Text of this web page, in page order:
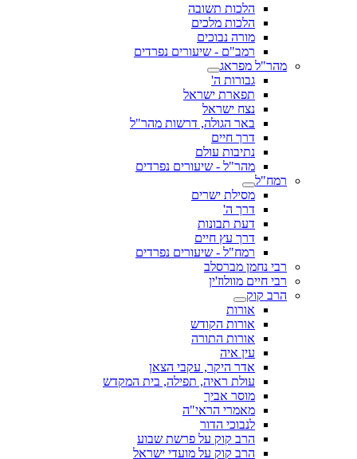
הלכות תשובה
הלכות מלכים
מורה נבוכים
רמב"ם - שיעורים נפרדים
מהר"ל מפראג
גבורות ה'
תפארת ישראל
נצח ישראל
באר הגולה, דרשות מהר"ל
דרך חיים
נתיבות עולם
מהר"ל - שיעורים נפרדים
רמח"ל
מסילת ישרים
דרך ה'
דעת תבונות
דרך עץ חיים
רמח"ל - שיעורים נפרדים
רבי נחמן מברסלב
רבי חיים מוולוז'ין
הרב קוק
אורות
אורות הקודש
אורות התורה
עין איה
אדר היקר, עקבי הצאן
עולת ראיה, תפילה, בית המקדש
מוסר אביך
מאמרי הראי"ה
לנבוכי הדור
הרב קוק על פרשת שבוע
הרב קוק על מועדי ישראל